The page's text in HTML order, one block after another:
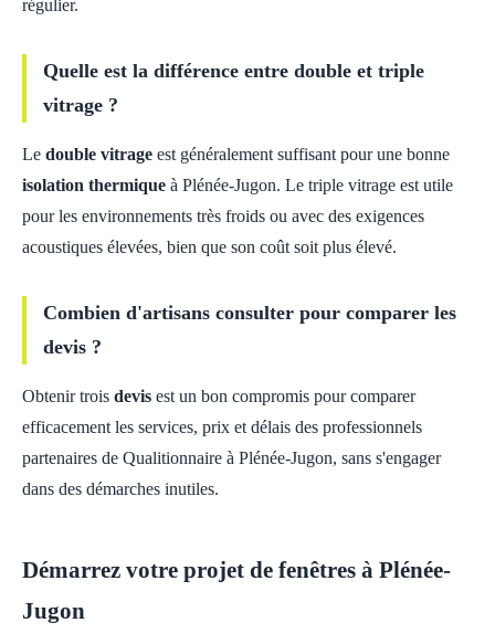
régulier.
Quelle est la différence entre double et triple
vitrage ?
Le double vitrage est généralement suffisant pour une bonne
isolation thermique à Plénée-Jugon. Le triple vitrage est utile
pour les environnements très froids ou avec des exigences
acoustiques élevées, bien que son coût soit plus élevé.
Combien d'artisans consulter pour comparer les
devis ?
Obtenir trois devis est un bon compromis pour comparer
efficacement les services, prix et délais des professionnels
partenaires de Qualitionnaire à Plénée-Jugon, sans s'engager
dans des démarches inutiles.
Démarrez votre projet de fenêtres à Plénée-
Jugon